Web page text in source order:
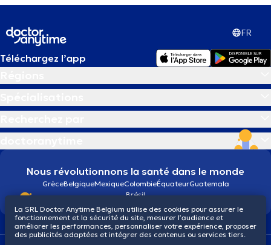
FR
Téléchargez l’app
Nous révolutionnons la santé dans le monde
GrèceBelgiqueMexiqueColombieÉquateurGuatemala
Brésil
La SRL Doctor Anytime Belgium utilise des cookies pour assurer le
fonctionnement et la sécurité du site, mesurer l’audience et
améliorer les performances, personnaliser votre expérience, proposer
des publicités adaptées et intégrer des contenus ou services tiers.